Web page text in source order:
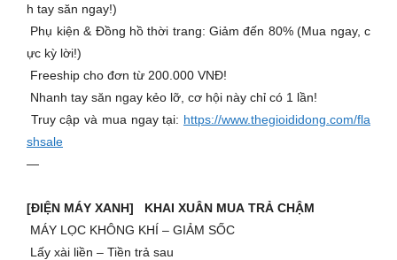
h tay săn ngay!)
Phụ kiện & Đồng hồ thời trang: Giảm đến 80% (Mua ngay, c
ực kỳ lời!)
Freeship cho đơn từ 200.000 VNĐ!
Nhanh tay săn ngay kẻo lỡ, cơ hội này chỉ có 1 lần!
Truy cập và mua ngay tại: https://www.thegioididong.com/fla
shsale
—
[ĐIỆN MÁY XANH] KHAI XUÂN MUA TRẢ CHẬM
MÁY LỌC KHÔNG KHÍ – GIẢM SỐC
Lấy xài liền – Tiền trả sau